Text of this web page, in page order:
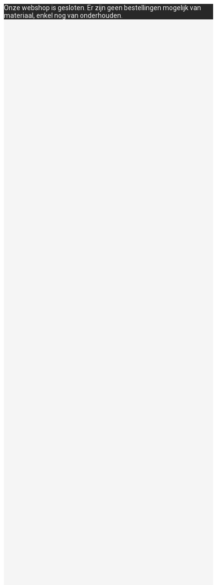
Onze webshop is gesloten. Er zijn geen bestellingen mogelijk van
materiaal, enkel nog van onderhouden.